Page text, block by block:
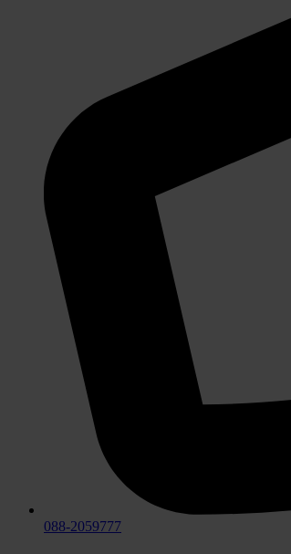
088-2059777